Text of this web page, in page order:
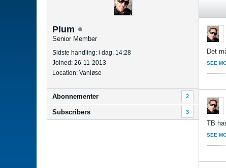
Plum
Senior Member
Sidste handling: i dag, 14:28
Joined: 26-11-2013
Location: Vanløse
Abonnementer 2
Subscribers 3
Det
SEE
TB
SEE